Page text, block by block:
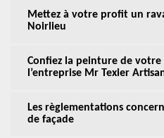
Mettez à votre profit un
Noirlieu
Confiez la peinture de votre
l’entreprise Mr Texier
Les règlementations
de façade